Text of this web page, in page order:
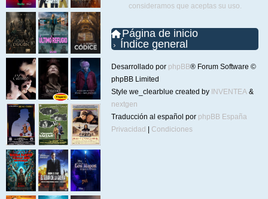
consideramos que aceptas su uso.
Página de inicio
Índice general
Desarrollado por phpBB® Forum Software ©
phpBB Limited
Style we_clearblue created by INVENTEA &
nextgen
Traducción al español por phpBB España
Privacidad
Condiciones